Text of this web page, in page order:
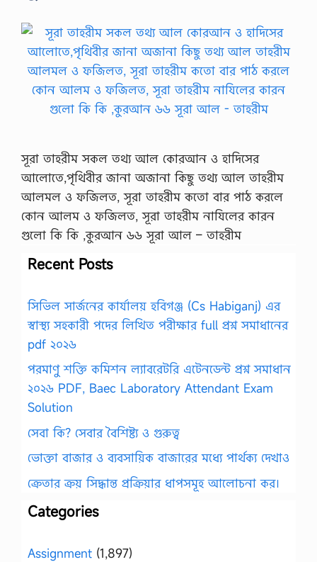
সূরা তাহরীম সকল তথ্য আল কোরআন ও হাদিসের
আলোতে,পৃথিবীর জানা অজানা কিছু তথ্য আল তাহরীম
আলমল ও ফজিলত, সূরা তাহরীম কতো বার পাঠ করলে
কোন আলম ও ফজিলত, সূরা তাহরীম নাযিলের কারন
গুলো কি কি ,কুরআন ৬৬ সূরা আল – তাহরীম
Recent Posts
সিভিল সার্জনের কার্যালয় হবিগঞ্জ (Cs Habiganj) এর
স্বাস্থ্য সহকারী পদের লিখিত পরীক্ষার full প্রশ্ন সমাধানের
pdf ২০২৬
পরমাণু শক্তি কমিশন ল্যাবরেটরি এটেনডেন্ট প্রশ্ন সমাধান
২০২৬ PDF, Baec Laboratory Attendant Exam
Solution
সেবা কি? সেবার বৈশিষ্ট্য ও গুরুত্ব
ভোক্তা বাজার ও ব্যবসায়িক বাজারের মধ্যে পার্থক্য দেখাও
ক্রেতার ক্রয় সিদ্ধান্ত প্রক্রিয়ার ধাপসমূহ আলোচনা কর।
Categories
Assignment (1,897)